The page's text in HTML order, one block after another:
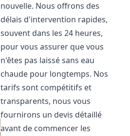
nouvelle. Nous offrons des
délais d'intervention rapides,
souvent dans les 24 heures,
pour vous assurer que vous
n'êtes pas laissé sans eau
chaude pour longtemps. Nos
tarifs sont compétitifs et
transparents, nous vous
fournirons un devis détaillé
avant de commencer les